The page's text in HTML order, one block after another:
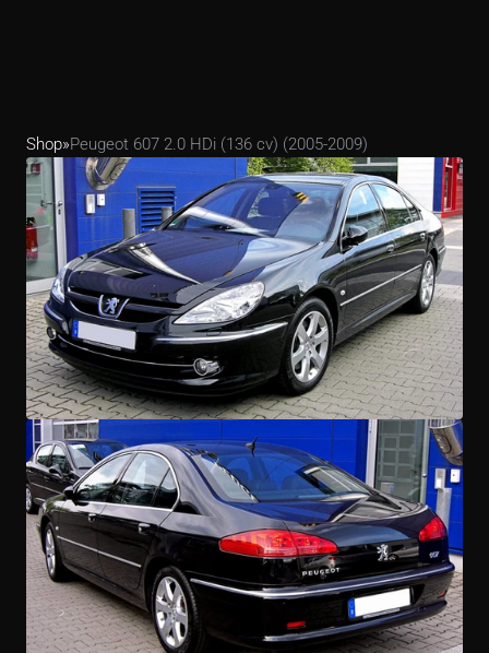
Shop»Peugeot 607 2.0 HDi (136 cv) (2005-2009)